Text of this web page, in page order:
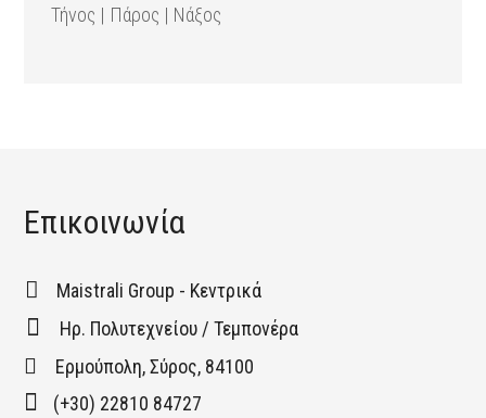
Τήνος | Πάρος | Νάξος
Επικοινωνία
Maistrali Group - Κεντρικά
Ηρ. Πολυτεχνείου / Τεμπονέρα
Ερμούπολη, Σύρος, 84100
(+30) 22810 84727